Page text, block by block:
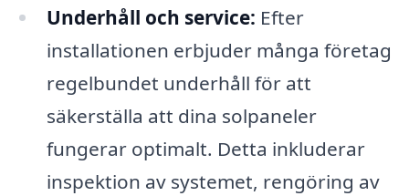
Underhåll och service: Efter
installationen erbjuder många företag
regelbundet underhåll för att
säkerställa att dina solpaneler
fungerar optimalt. Detta inkluderar
inspektion av systemet, rengöring av